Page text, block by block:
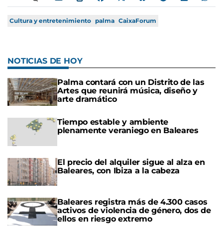
Cultura y entretenimiento palma CaixaForum
NOTICIAS DE HOY
Palma contará con un Distrito de las
Artes que reunirá música, diseño y
arte dramático
Tiempo estable y ambiente
plenamente veraniego en Baleares
El precio del alquiler sigue al alza en
Baleares, con Ibiza a la cabeza
Baleares registra más de 4.300 casos
activos de violencia de género, dos de
ellos en riesgo extremo